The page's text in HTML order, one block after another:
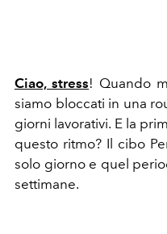
Ciao, stress! Quando
siamo bloccati in una
giorni lavorativi. E la
questo ritmo? Il cibo
solo giorno e quel
settimane.